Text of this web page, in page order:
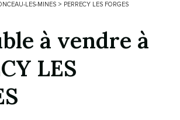
LES-MINES > PERRECY LES FORGES
à vendre à
LES